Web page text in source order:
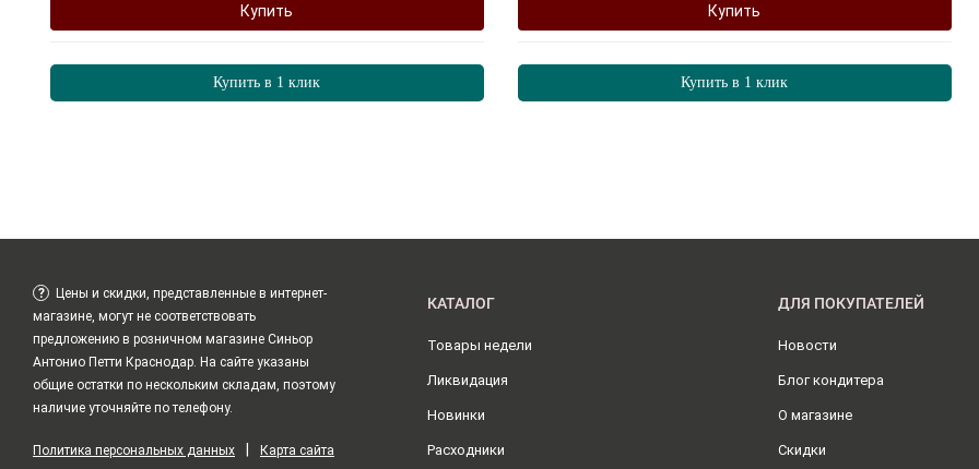
Купить
Купить в 1 клик
Купить
Купить в 1 клик
?
Цены и скидки, представленные в интернет-
магазине, могут не соответствовать
предложению в розничном магазине Синьор
Антонио Петти Краснодар. На сайте указаны
общие остатки по нескольким складам, поэтому
наличие уточняйте по телефону.
Политика персональных данных Карта сайта
КАТАЛОГ
Товары недели
Ликвидация
Новинки
Расходники
ДЛЯ ПОКУПАТЕЛЕЙ
Новости
Блог кондитера
О магазине
Скидки